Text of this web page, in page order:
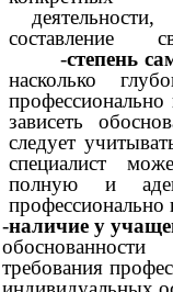
составление
-степень
насколько
зависеть
следует
специалист
полную и
профессионально
-наличие у
требования